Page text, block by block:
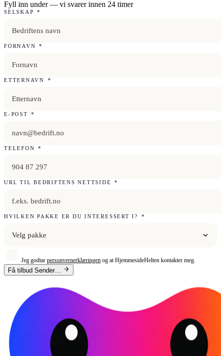
Fyll inn under — vi svarer innen 24 timer
SELSKAP *
FORNAVN *
ETTERNAVN *
E-POST *
TELEFON *
URL TIL BEDRIFTENS NETTSIDE *
HVILKEN PAKKE ER DU INTERESSERT I? *
Velg pakke
Jeg godtar personvernerklæringen og at HjemmesideHelten kontakter meg.
Få tilbud Sender…